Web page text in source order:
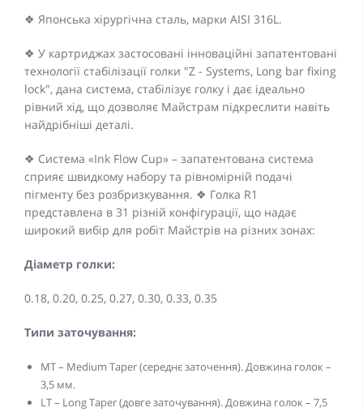
❖ Японська хірургічна сталь, марки AISI 316L.
❖ У картриджах застосовані інноваційні запатентовані
технології стабілізації голки "Z - Systems, Long bar fixing
lock", дана система, стабілізує голку і дає ідеально
рівний хід, що дозволяє Майстрам підкреслити навіть
найдрібніші деталі.
❖ Система «Ink Flow Cup» – запатентована система
сприяє швидкому набору та рівномірній подачі
пігменту без розбризкування. ❖ Голка R1
представлена в 31 різній конфігурації, що надає
широкий вибір для робіт Майстрів на різних зонах:
Діаметр голки:
0.18, 0.20, 0.25, 0.27, 0.30, 0.33, 0.35
Типи заточування:
MT – Medium Taper (середнє заточення). Довжина голок –
3,5 мм.
LT – Long Taper (довге заточування). Довжина голок – 7,5